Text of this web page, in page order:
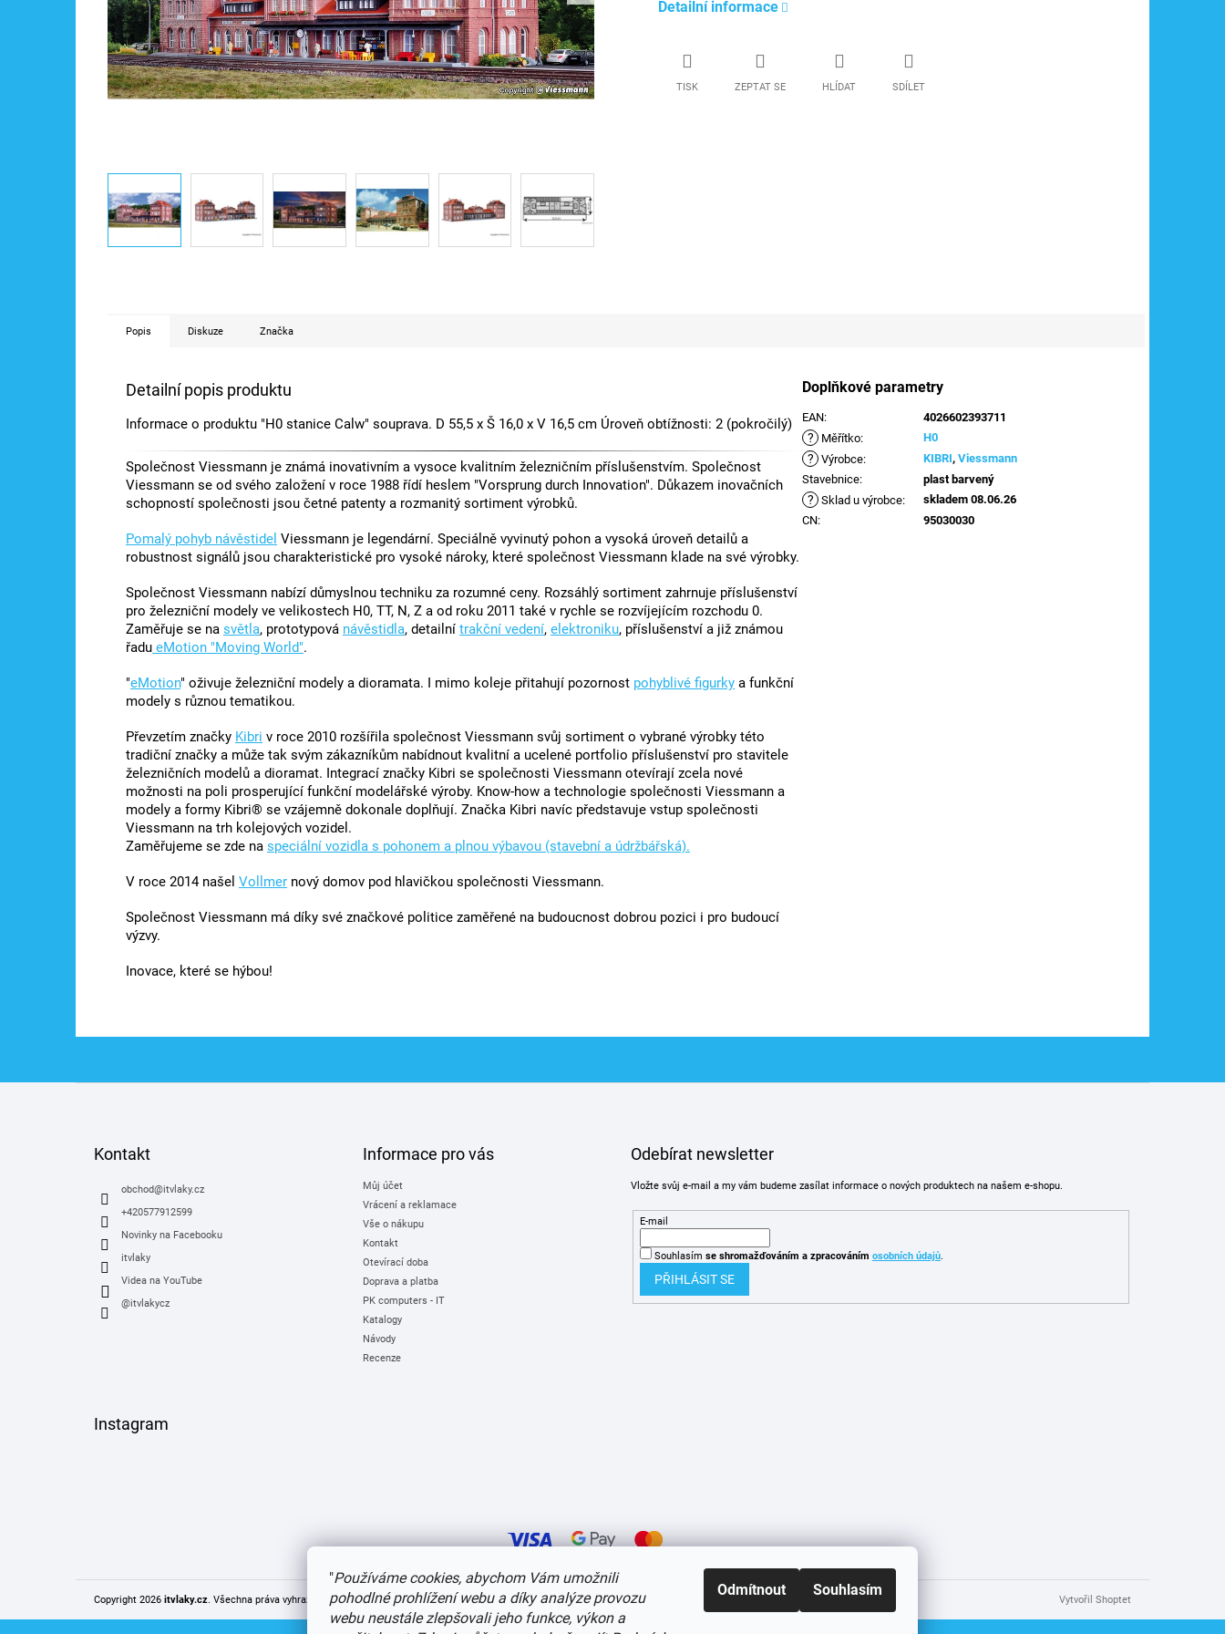
"Používáme cookies, abychom Vám umožnili
pohodlné prohlížení webu a díky analýze provozu
webu neustále zlepšovali jeho funkce, výkon a
Odmítnout Souhlasím
Detailní informace
TISK ZEPTAT SE HLÍDAT SDÍLET
Popis Diskuze Značka
Detailní popis produktu
Informace o produktu "H0 stanice Calw" souprava. D 55,5 x Š 16,0 x V 16,5 cm Úroveň obtížnosti: 2 (pokročilý)
Společnost Viessmann je známá inovativním a vysoce kvalitním železničním příslušenstvím. Společnost
Viessmann se od svého založení v roce 1988 řídí heslem "Vorsprung durch Innovation". Důkazem inovačních
schopností společnosti jsou četné patenty a rozmanitý sortiment výrobků.
Pomalý pohyb návěstidel Viessmann je legendární. Speciálně vyvinutý pohon a vysoká úroveň detailů a
robustnost signálů jsou charakteristické pro vysoké nároky, které společnost Viessmann klade na své výrobky.
Společnost Viessmann nabízí důmyslnou techniku za rozumné ceny. Rozsáhlý sortiment zahrnuje příslušenství
pro železniční modely ve velikostech H0, TT, N, Z a od roku 2011 také v rychle se rozvíjejícím rozchodu 0.
Zaměřuje se na světla, prototypová návěstidla, detailní trakční vedení, elektroniku, příslušenství a již známou
řadu eMotion "Moving World".
"eMotion" oživuje železniční modely a dioramata. I mimo koleje přitahují pozornost pohyblivé figurky a funkční
modely s různou tematikou.
Převzetím značky Kibri v roce 2010 rozšířila společnost Viessmann svůj sortiment o vybrané výrobky této
tradiční značky a může tak svým zákazníkům nabídnout kvalitní a ucelené portfolio příslušenství pro stavitele
železničních modelů a dioramat. Integrací značky Kibri se společnosti Viessmann otevírají zcela nové
možnosti na poli prosperující funkční modelářské výroby. Know-how a technologie společnosti Viessmann a
modely a formy Kibri® se vzájemně dokonale doplňují. Značka Kibri navíc představuje vstup společnosti
Viessmann na trh kolejových vozidel.
Zaměřujeme se zde na speciální vozidla s pohonem a plnou výbavou (stavební a údržbářská).
V roce 2014 našel Vollmer nový domov pod hlavičkou společnosti Viessmann.
Společnost Viessmann má díky své značkové politice zaměřené na budoucnost dobrou pozici i pro budoucí
výzvy.
Inovace, které se hýbou!
Doplňkové parametry
EAN: 4026602393711
? Měřítko: H0
? Výrobce: KIBRI,Viessmann
Stavebnice: plast barvený
? Sklad u výrobce:
skladem 08.06.26
CN: 95030030
Kontakt
obchod@itvlaky.cz
+420577912599
Novinky na Facebooku
itvlaky
Videa na YouTube
@itvlakycz
Informace pro vás
Můj účet
Vrácení a reklamace
Vše o nákupu
Kontakt
Otevírací doba
Doprava a platba
PK computers - IT
Katalogy
Návody
Recenze
Odebírat newsletter
Vložte svůj e-mail a my vám budeme zasílat informace o nových produktech na našem e-shopu.
E-mail
Souhlasím se shromažďováním a zpracováním osobních údajů.
PŘIHLÁSIT SE
Instagram
Vytvořil Shoptet
Copyright 2026 itvlaky.cz. Všechna práva vyhrazena.Upravit nastavení cookies